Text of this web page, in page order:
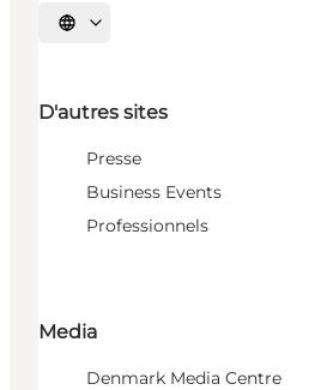
Choisissez la langue
D'autres sites
Presse
Business Events
Professionnels
Media
Denmark Media Centre